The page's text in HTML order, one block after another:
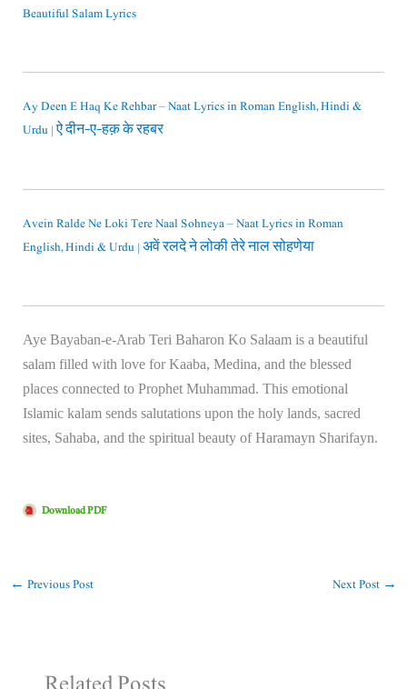
Beautiful Salam Lyrics
Ay Deen E Haq Ke Rehbar – Naat Lyrics in Roman English, Hindi &
Urdu | ऐ दीन-ए-हक़ के रहबर
Avein Ralde Ne Loki Tere Naal Sohneya – Naat Lyrics in Roman
English, Hindi & Urdu | अवें रलदे ने लोकी तेरे नाल सोहणेया
Aye Bayaban-e-Arab Teri Baharon Ko Salaam is a beautiful
salam filled with love for Kaaba, Medina, and the blessed
places connected to Prophet Muhammad. This emotional
Islamic kalam sends salutations upon the holy lands, sacred
sites, Sahaba, and the spiritual beauty of Haramayn Sharifayn.
Download PDF
← Previous Post Next Post →